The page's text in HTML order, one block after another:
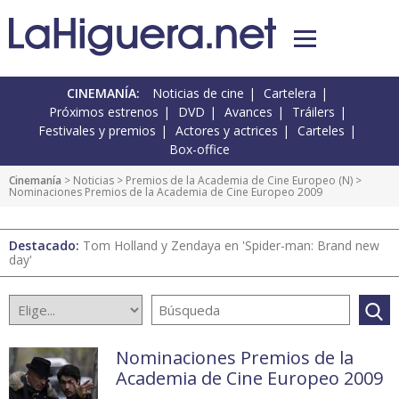
CINEMANÍA: Noticias de cine
Cartelera
Próximos estrenos
DVD Avances
Tráilers
Festivales y premios
Actores y actrices
Carteles
Box-office
Cinemanía > Noticias > Premios de la Academia de Cine Europeo (N) >
Nominaciones Premios de la Academia de Cine Europeo 2009
Destacado: Tom Holland y Zendaya en 'Spider-man: Brand new
day'
Nominaciones Premios de la
Academia de Cine Europeo 2009